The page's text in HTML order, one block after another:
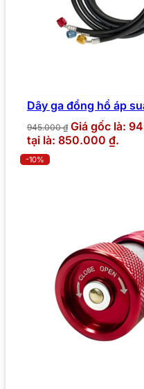
Dây ga đồng hồ áp
945.000₫ Giá gốc là:
tại là: 850.000 ₫.
-10%